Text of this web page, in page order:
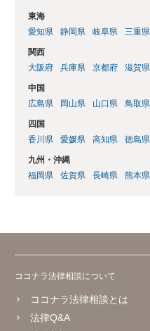
東海
愛知県
静岡県 岐阜県 三重県
関西
大阪府
兵庫県 京都府 滋賀県
中国
広島県
岡山県 山口県 鳥取県
四国
香川県
愛媛県 高知県 徳島県
九州・沖縄
福岡県
佐賀県 長崎県 熊本県
ココナラ法律相談について
ココナラ法律相談とは
法律Q&A